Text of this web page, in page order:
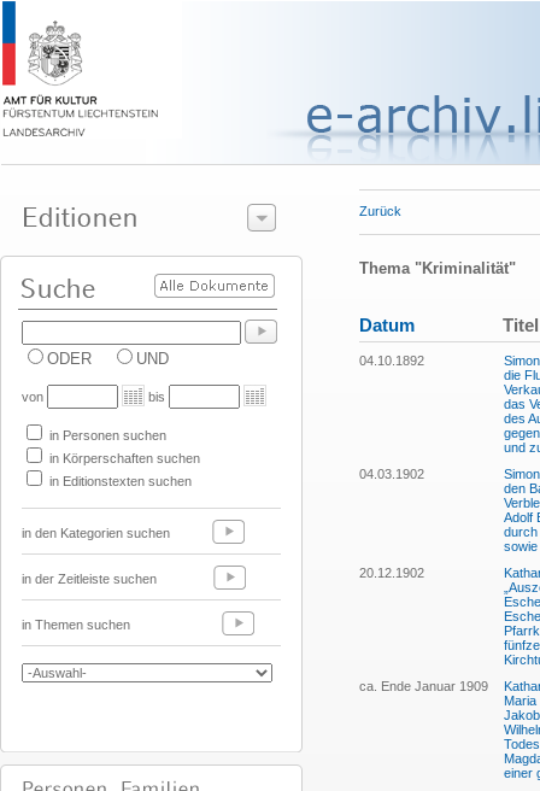
ODER UND
von bis
in Personen suchen
in Körperschaften suchen
in Editionstexten suchen
in den Kategorien suchen
in der Zeitleiste suchen
in Themen suchen
Zurück
Thema "Kriminalität"
Datum Titel
04.10.1892
die
das
des
und
04.03.1902
den
Adolf
durch
20.12.1902
ca. Ende Januar 1909
Maria
einer